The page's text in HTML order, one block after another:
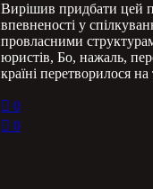
Вирішив придбати цей
впевненості у
провласними
юристів, Бо, нажаль,
країні перетворилося
0
0